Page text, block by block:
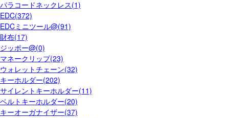
パラコードネックレス(1)
EDC(372)
EDCミニツール@(91)
財布(17)
ジッポー@(0)
マネークリップ(23)
ウォレットチェーン(32)
キーホルダー(202)
サイレントキーホルダー(11)
ベルトキーホルダー(20)
キーオーガナイザー(37)